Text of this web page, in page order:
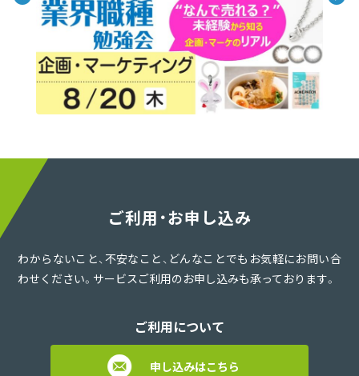
ご利用・お申し込み
わからないこと、不安なこと、どんなことでもお気軽にお問い合
わせください。サービスご利用のお申し込みも承っております。
ご利用について
申し込みはこちら